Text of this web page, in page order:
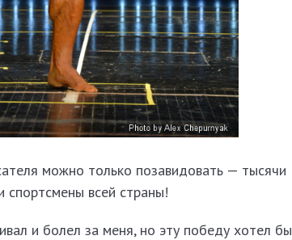
можно только позавидовать — тысячи
спортсмены всей страны!
и болел за меня, но эту победу хотел бы